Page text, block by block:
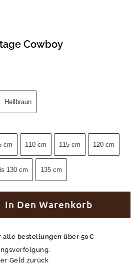
Cowboy
Hellbraun
cm 110 cm 115 cm 120 cm
130 cm 135 cm
In Den Warenkorb
alle bestellungen über 50€
Geld zurück